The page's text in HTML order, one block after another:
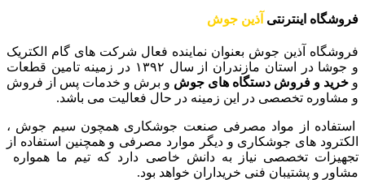
فروشگاه اینترنتی آذین جوش
فروشگاه آذین جوش بعنوان نماینده فعال شرکت های گام الکتریک
و جوشا در استان مازندران از سال ۱۳۹۲ در زمینه تامین قطعات
و خرید و فروش دستگاه های جوش و برش و خدمات پس از فروش
و مشاوره تخصصی در این زمینه در حال فعالیت می باشد.
استفاده از مواد مصرفی صنعت جوشکاری همچون سیم جوش ،
الکترود های جوشکاری و دیگر موارد مصرفی و همچنین استفاده از
تجهیزات تخصصی نیاز به دانش خاصی دارد که تیم ما همواره
مشاور و پشتیبان فنی خریداران خواهد بود.